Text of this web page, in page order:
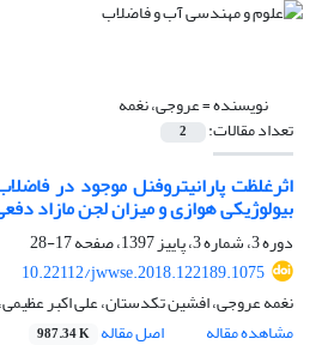
نویسنده =عروجی، نغمه
تعداد مقالات: 2
اثرغلظت پارانیتروفنل موجود در
بیولوژیکی هوازی و میزان لجن مازاد
دوره 3، شماره 3، پاییز 1397، صفحه
17-28
10.22112/jwwse.2018.122189.1075
نغمه عروجی، افشین تکدستان، علی اکبر
مشاهده مقاله
اصل مقاله 987.34 K